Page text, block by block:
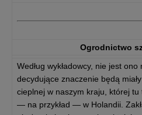
Ogrodnictwo
Według wykładowcy, nie jest
decydujące znaczenie będą
cieplnej w naszym kraju, której
— na przykład — w Holandii.